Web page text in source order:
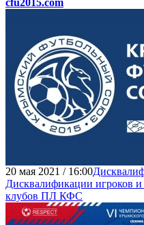
cfu2015.com
20 мая 2021 / 16:00
Дисквалификации игроков
клубов ПЛ КФС